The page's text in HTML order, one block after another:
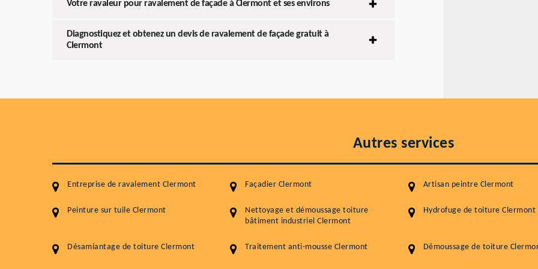
Votre ravaleur pour ravalement de façade à Clermont et ses environs
Diagnostiquez et obtenez un devis de ravalement de façade gratuit à
Clermont
Autres services
Entreprise de ravalement Clermont Façadier Clermont Artisan peintre Clermont
Peinture sur tuile Clermont
Nettoyage et démoussage toiture
bâtiment industriel Clermont
Hydrofuge de toiture Clermont
Désamiantage de toiture Clermont Traitement anti-mousse Clermont Démoussage de toiture